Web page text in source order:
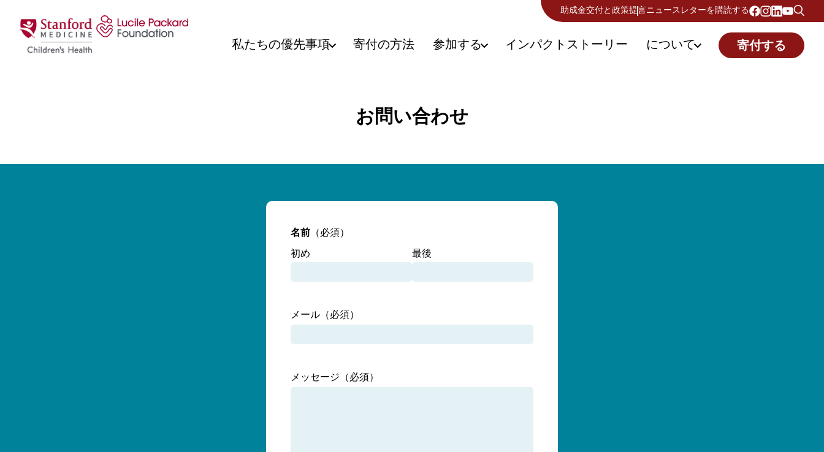
助成金交付と政策提言 ニュースレターを購読する
私たちの優先事項 寄付の方法 参加する インパクトストーリー について 寄付する
お問い合わせ
名前 （必須）
初め 最後
メール （必須）
メッセージ （必須）